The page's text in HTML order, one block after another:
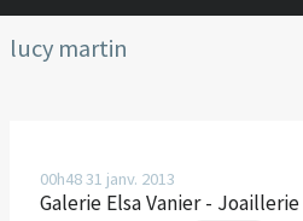
lucy martin
00h4831 janv. 2013
Galerie Elsa Vanier -